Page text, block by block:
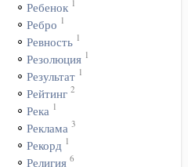
Ребенок 1
Ребро 1
Ревность 1
Резолюция 1
Результат 1
Рейтинг 2
Река 1
Реклама 3
Рекорд 1
Религия 6